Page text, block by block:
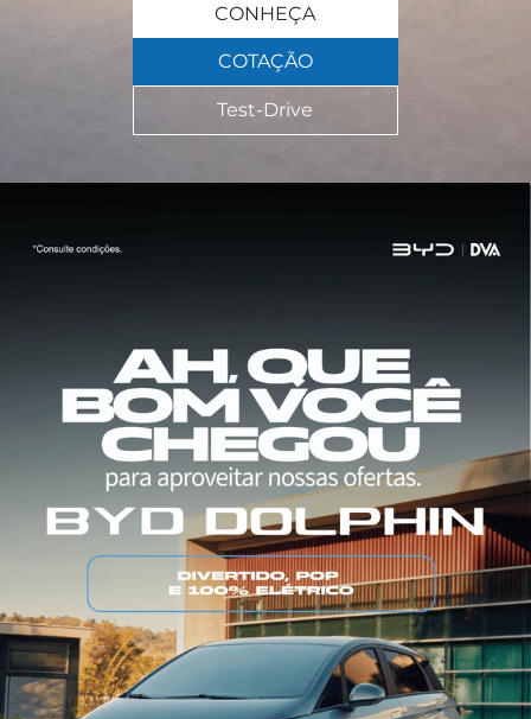
CONHEÇA
COTAÇÃO
Test-Drive